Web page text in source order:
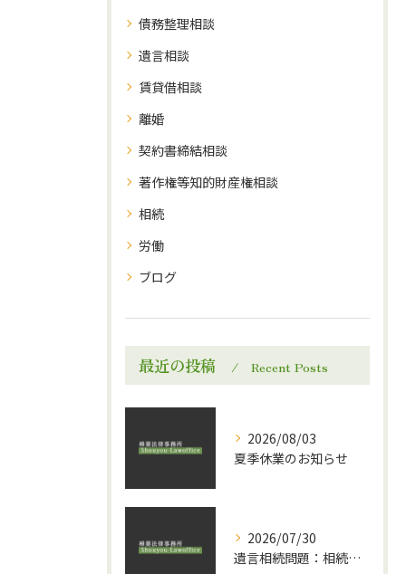
債務整理相談
遺言相談
賃貸借相談
離婚
契約書締結相談
著作権等知的財産権相談
相続
労働
ブログ
最近の投稿 Recent Posts
2026/08/03
夏季休業のお知らせ
2026/07/30
遺言相続問題：相続と贈与についてのランディングページ公開のお知らせ